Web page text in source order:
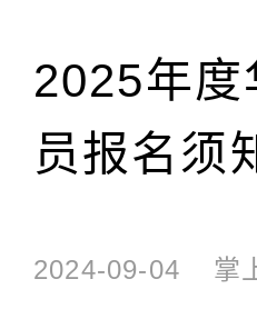
2025年
员报名须
2024-09-04 掌